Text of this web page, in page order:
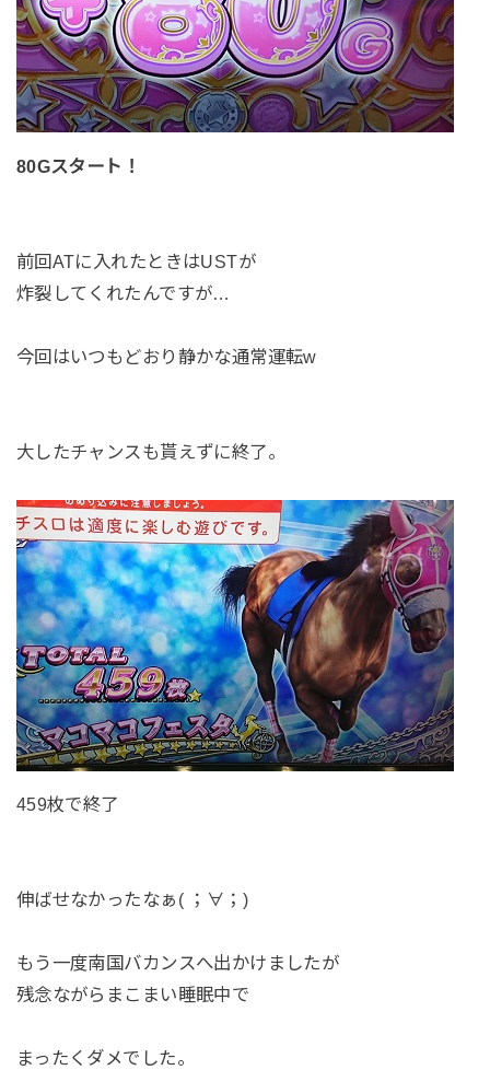
80Gスタート！
前回ATに入れたときはUSTが
炸裂してくれたんですが…
今回はいつもどおり静かな通常運転w
大したチャンスも貰えずに終了。
459枚で終了
伸ばせなかったなぁ( ；∀；)
もう一度南国バカンスへ出かけましたが
残念ながらまこまい睡眠中で
まったくダメでした。